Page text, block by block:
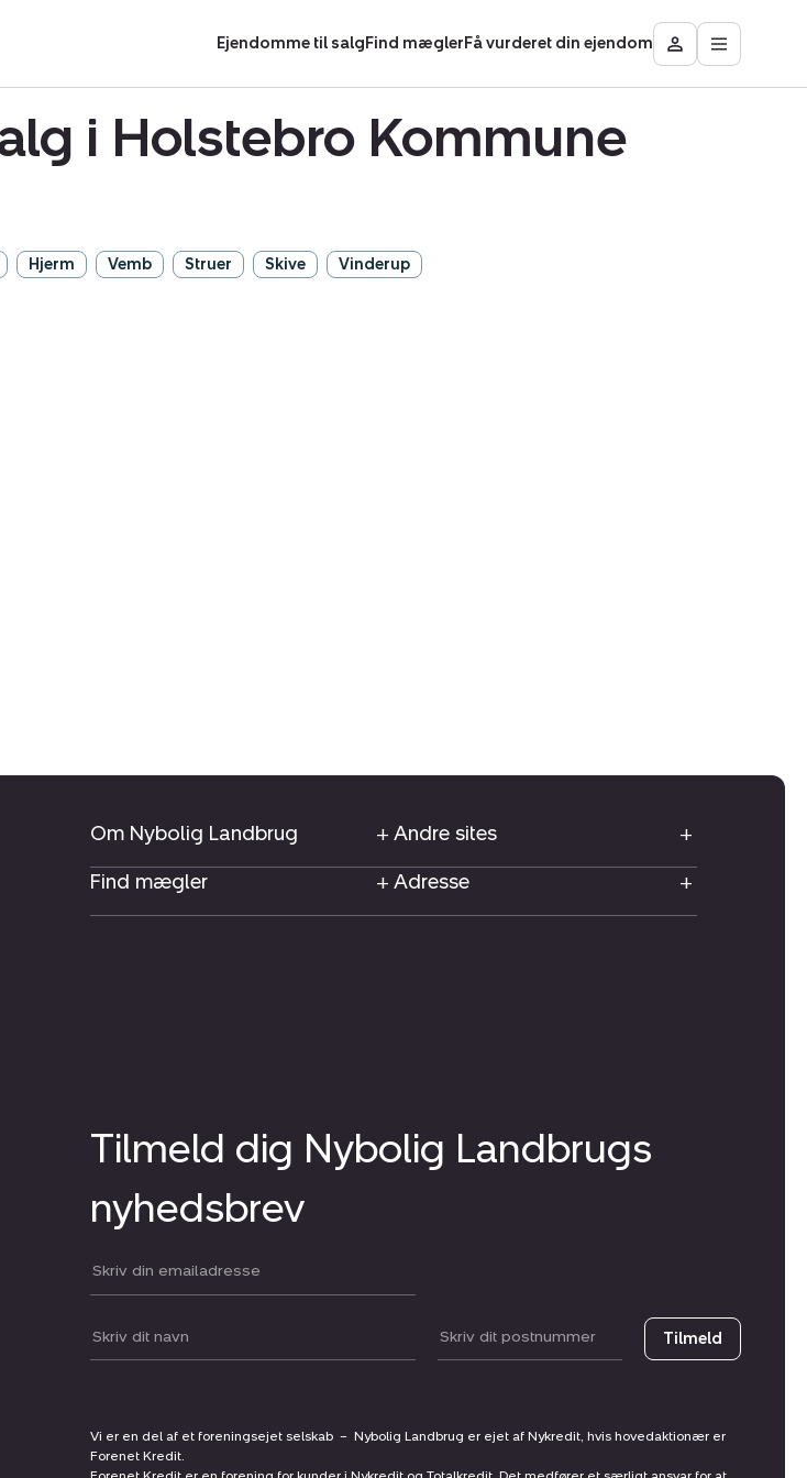
Ejendomme til salgFind mæglerFå vurderet din ejendom
Besøg
Mit
Åbn
i Holstebro Kommune
Hjerm Vemb Struer Skive Vinderup
Om Nybolig Landbrug
Andre sites
Find mægler
Adresse
Tilmeld dig Nybolig Landbrugs
nyhedsbrev
Din email:
Dit navn: Postnummer Tilmeld
Vi er en del af et foreningsejet selskab – Nybolig Landbrug er ejet af Nykredit, hvis hovedaktionær er
Forenet Kredit.